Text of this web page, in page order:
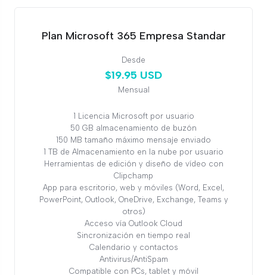
Plan Microsoft 365 Empresa Standar
Desde
$19.95 USD
Mensual
1 Licencia Microsoft por usuario
50 GB almacenamiento de buzón
150 MB tamaño máximo mensaje enviado
1 TB de Almacenamiento en la nube por usuario
Herramientas de edición y diseño de vídeo con
Clipchamp
App para escritorio, web y móviles (Word, Excel,
PowerPoint, Outlook, OneDrive, Exchange, Teams y
otros)
Acceso vía Outlook Cloud
Sincronización en tiempo real
Calendario y contactos
Antivirus/AntiSpam
Compatible con PCs, tablet y móvil